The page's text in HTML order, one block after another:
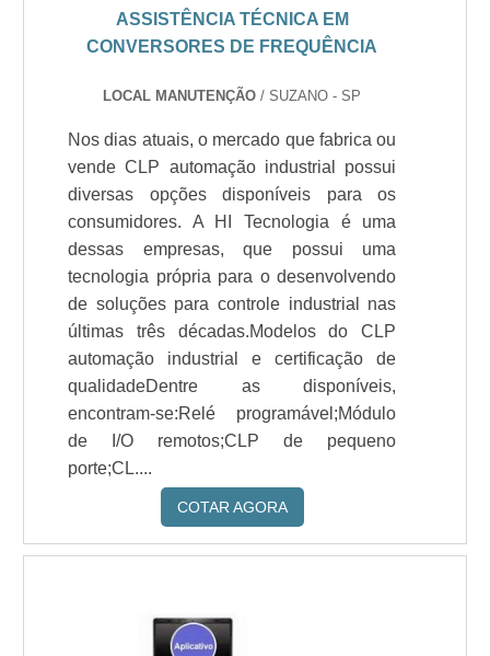
ASSISTÊNCIA TÉCNICA EM
CONVERSORES DE FREQUÊNCIA
LOCAL MANUTENÇÃO / SUZANO - SP
Nos dias atuais, o mercado que fabrica ou
vende CLP automação industrial possui
diversas opções disponíveis para os
consumidores. A HI Tecnologia é uma
dessas empresas, que possui uma
tecnologia própria para o desenvolvendo
de soluções para controle industrial nas
últimas três décadas.Modelos do CLP
automação industrial e certificação de
qualidadeDentre as disponíveis,
encontram-se:Relé programável;Módulo
de I/O remotos;CLP de pequeno
porte;CL....
COTAR AGORA